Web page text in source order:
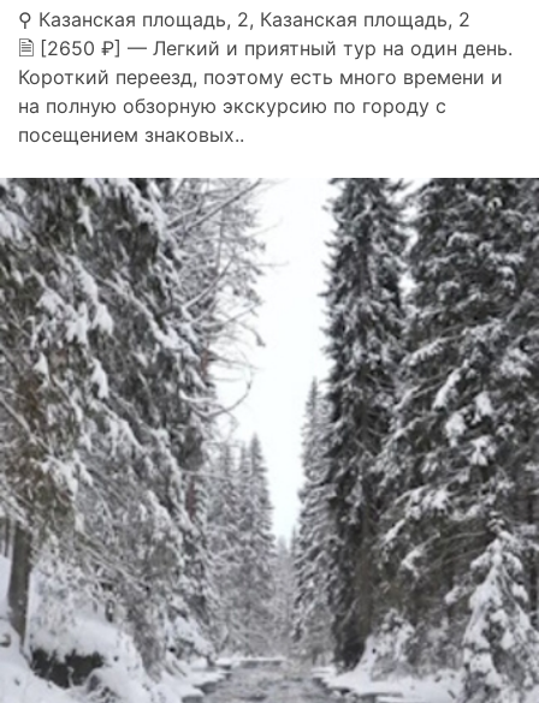
⚲ Казанская площадь, 2, Казанская площадь, 2
🗎 [2650 ₽] — Легкий и приятный тур на один день.
Короткий переезд, поэтому есть много времени и
на полную обзорную экскурсию по городу с
посещением знаковых..